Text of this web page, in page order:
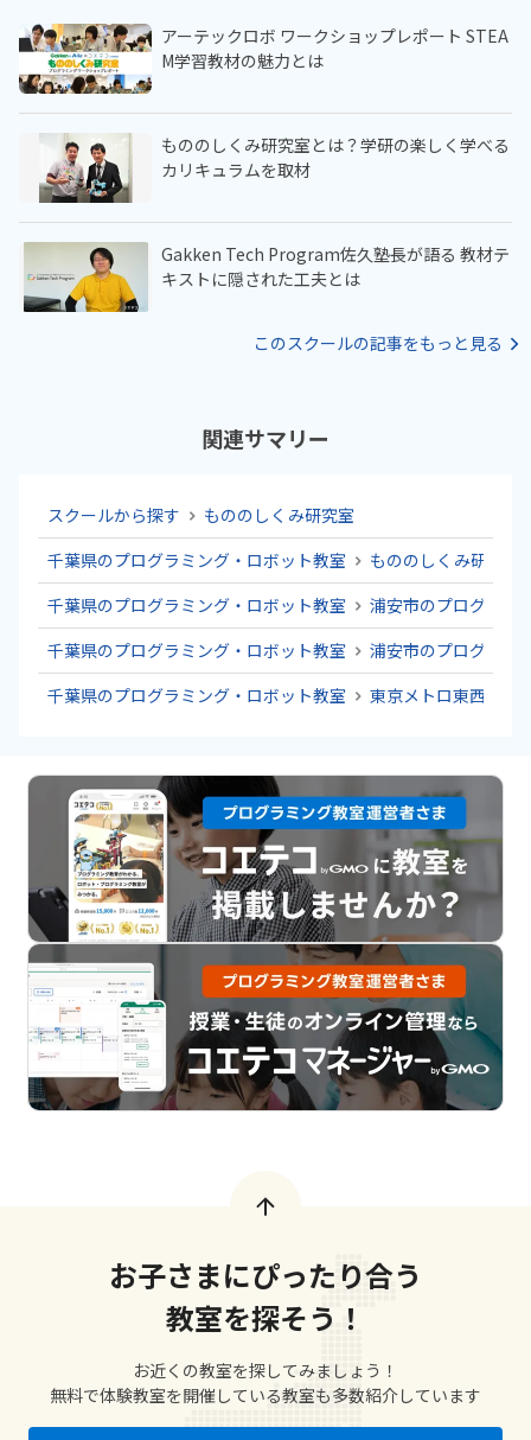
アーテックロボ ワークショップレポート STEA
M学習教材の魅力とは
もののしくみ研究室とは？学研の楽しく学べる
カリキュラムを取材
Gakken Tech Program佐久塾長が語る 教材テ
キストに隠された工夫とは
このスクールの記事をもっと見る
関連サマリー
スクールから探す
もののしくみ研究室
千葉県のプログラミング・ロボット教室
もののしくみ研究室
千葉県のプログラミング・ロボット教室
浦安市のプログラミ
千葉県のプログラミング・ロボット教室
浦安市のプログラミ
千葉県のプログラミング・ロボット教室
東京メトロ東西線の
お子さまにぴったり合う
教室を探そう！
お近くの教室を探してみましょう！
無料で体験教室を開催している教室も多数紹介しています